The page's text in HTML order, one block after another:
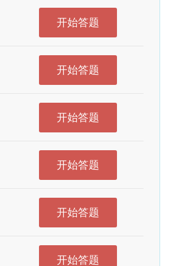
开始答题
开始答题
开始答题
开始答题
开始答题
开始答题